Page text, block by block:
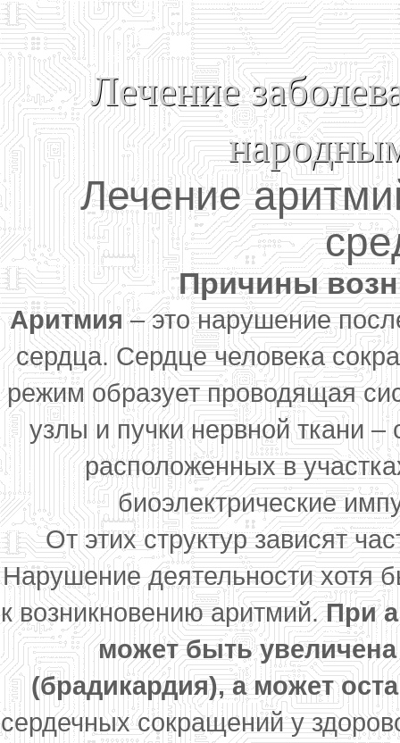
Лечение
Лечение
Причины
Аритмия– это нарушение
сердца. Сердце человека
режим образует проводящая
узлы и пучки нервной ткани –
расположенных в
биоэлектрические
От этих структур зависят
Нарушение деятельности хотя
к возникновению аритмий.При
может быть
(брадикардия), а может
сердечных сокращений у